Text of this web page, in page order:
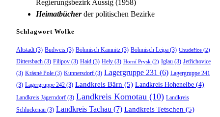
Regierungsbezirk Aussig (1958)
Heimatbücherder politischen Bezirke
Schlagwort Wolke
Altstadt (3) Budweis (3) Böhmisch Kamnitz (3) Böhmisch Leipa (3) Chudeřice (2)
Dittersbach (3) Filipov (3) Haid (3) Hely (3) Horní Prysk (2) Iglau (3) Jetřichovice
(3) Krásné Pole (3) Kunnersdorf (3) Lagergruppe 231 (6) Lagergruppe 241
(3) Lagergruppe 242 (3) Landkreis Bärn (5) Landkreis Hohenelbe (4)
Landkreis Jägerndorf (3) Landkreis Komotau (10) Landkreis
Schluckenau (3) Landkreis Tachau (7) Landkreis Tetschen (5)